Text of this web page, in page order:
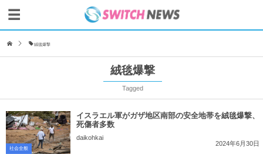
絨毯爆撃
絨毯爆撃
Tagged
社会全般
イスラエル軍がガザ地区南部の安全地帯を絨毯爆撃、
死傷者多数
daikohkai
2024年6月30日